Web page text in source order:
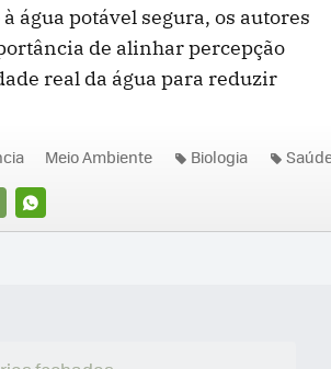
água potável segura, os autores
de alinhar percepção
real da água para reduzir
WHATSAPP
Meio Ambiente Biologia